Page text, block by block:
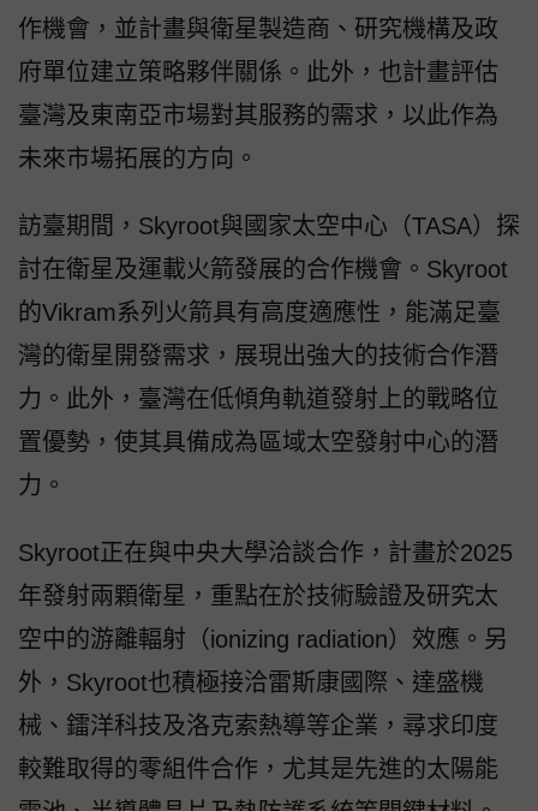
作機會，並計畫與衛星製造商、研究機構及政
府單位建立策略夥伴關係。此外，也計畫評估
臺灣及東南亞市場對其服務的需求，以此作為
未來市場拓展的方向。
訪臺期間，Skyroot與國家太空中心（TASA）探
討在衛星及運載火箭發展的合作機會。Skyroot
的Vikram系列火箭具有高度適應性，能滿足臺
灣的衛星開發需求，展現出強大的技術合作潛
力。此外，臺灣在低傾角軌道發射上的戰略位
置優勢，使其具備成為區域太空發射中心的潛
力。
Skyroot正在與中央大學洽談合作，計畫於2025
年發射兩顆衛星，重點在於技術驗證及研究太
空中的游離輻射（ionizing radiation）效應。另
外，Skyroot也積極接洽雷斯康國際、達盛機
械、鐳洋科技及洛克索熱導等企業，尋求印度
較難取得的零組件合作，尤其是先進的太陽能